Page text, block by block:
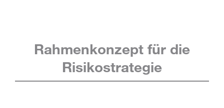
Rahmenkonzept für die
Risikostrategie